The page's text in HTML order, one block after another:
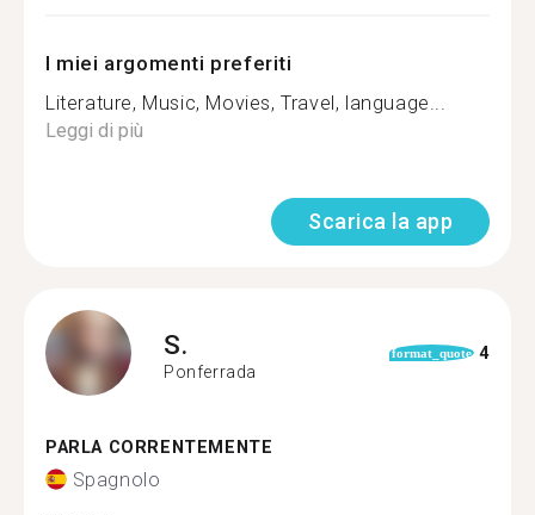
I miei argomenti preferiti
Literature, Music, Movies, Travel, language...
Leggi di più
Scarica la app
S.
Ponferrada
format_quote 4
PARLA CORRENTEMENTE
Spagnolo